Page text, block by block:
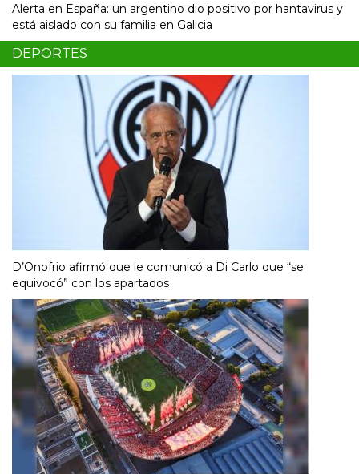
Alerta en España: un argentino dio positivo por hantavirus y
está aislado con su familia en Galicia
DEPORTES
D’Onofrio afirmó que le comunicó a Di Carlo que “se
equivocó” con los apartados